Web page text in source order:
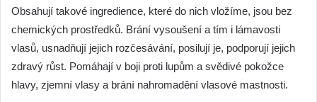
Obsahují takové ingredience, které do nich vložíme, jsou bez
chemických prostředků. Brání vysoušení a tím i lámavosti
vlasů, usnadňují jejich rozčesávání, posilují je, podporují jejich
zdravý růst. Pomáhají v boji proti lupům a svědivé pokožce
hlavy, zjemní vlasy a brání nahromadění vlasové mastnosti.